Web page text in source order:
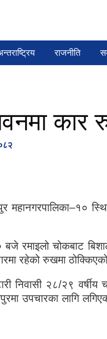
राजनीति
कार
बजे रमाइलो चोकबाट
रहेको रुखमा
निवासी २८/२९
उपचारका लागि